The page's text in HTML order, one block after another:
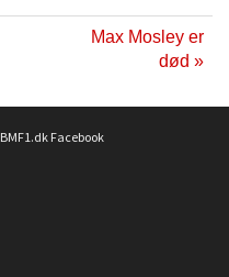
Max Mosley er
død »
BMF1.dk Facebook